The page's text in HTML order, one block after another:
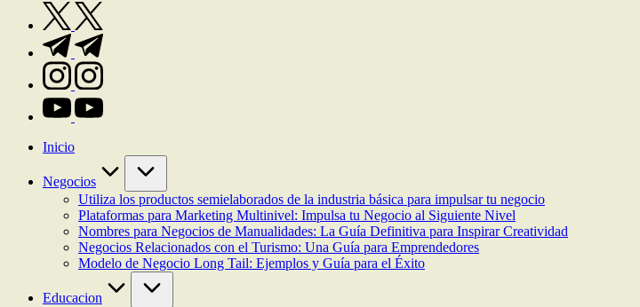
twitter.com
t.me
instagram.com
youtube.com
Inicio
Negocios
Utiliza los productos semielaborados de la industria básica para impulsar tu negocio
Plataformas para Marketing Multinivel: Impulsa tu Negocio al Siguiente Nivel
Nombres para Negocios de Manualidades: La Guía Definitiva para Inspirar Creatividad
Negocios Relacionados con el Turismo: Una Guía para Emprendedores
Modelo de Negocio Long Tail: Ejemplos y Guía para el Éxito
Educacion